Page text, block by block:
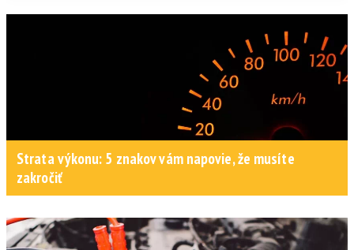
Strata výkonu: 5 znakov vám napovie, že musíte
zakročiť